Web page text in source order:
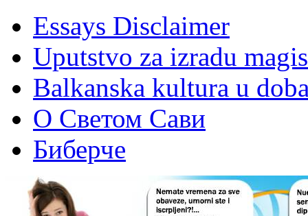
Essays Disclaimer
Uputstvo za izradu
Balkanska kultura u
О Светом Сави
Биберче